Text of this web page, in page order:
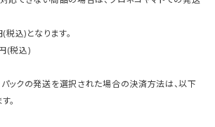
込)となります。
(税込)
ックの発送を選択された場合の決済方法は、以下
。